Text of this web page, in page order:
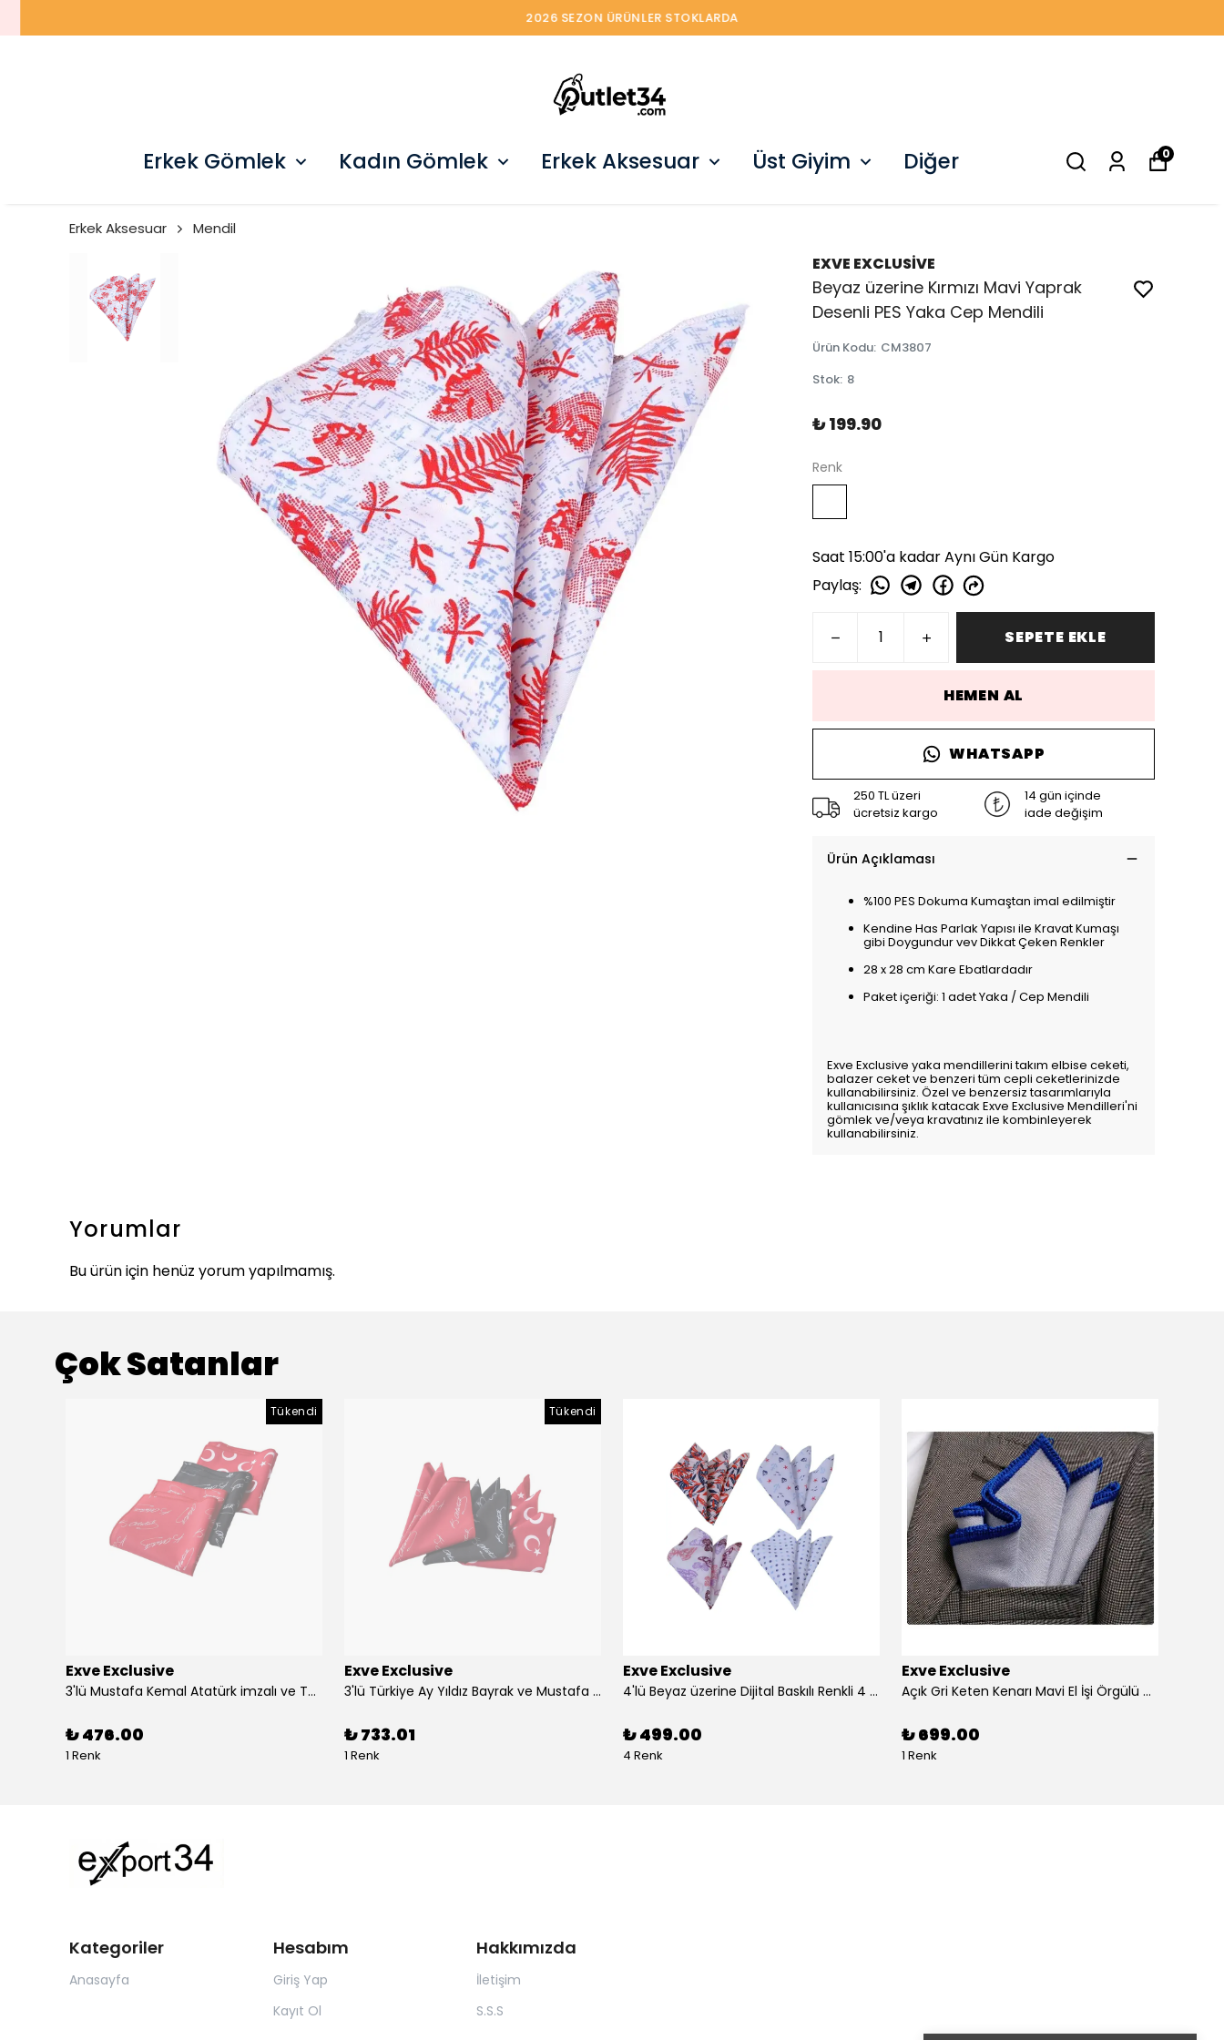
2026 SEZON ÜRÜNLER STOKLARDA
Erkek Gömlek Kadın Gömlek Erkek Aksesuar Üst Giyim Diğer 0
Erkek Aksesuar Mendil
EXVE EXCLUSİVE
Beyaz üzerine Kırmızı Mavi Yaprak
Desenli PES Yaka Cep Mendili
Ürün Kodu: CM3807
Stok: 8
₺ 199.90
Renk
Saat 15:00'a kadar Aynı Gün Kargo
Paylaş:
SEPETE EKLE
HEMEN AL
WHATSAPP
250 TL üzeri
ücretsiz kargo
14 gün içinde
iade değişim
Ürün Açıklaması
%100 PES Dokuma Kumaştan imal edilmiştir
Kendine Has Parlak Yapısı ile Kravat Kumaşı
gibi Doygundur vev Dikkat Çeken Renkler
28 x 28 cm Kare Ebatlardadır
Paket içeriği: 1 adet Yaka / Cep Mendili
Exve Exclusive yaka mendillerini takım elbise ceketi,
balazer ceket ve benzeri tüm cepli ceketlerinizde
kullanabilirsiniz. Özel ve benzersiz tasarımlarıyla
kullanıcısına şıklık katacak Exve Exclusive Mendilleri'ni
gömlek ve/veya kravatınız ile kombinleyerek
kullanabilirsiniz.
Yorumlar
Bu ürün için henüz yorum yapılmamış.
Çok Satanlar
Tükendi
Exve Exclusive
3'lü Mustafa Kemal Atatürk imzalı ve Türkiye Ay Yıldız Bayraklı Kadın Fular Seti
₺ 476.00
1 Renk
Tükendi
Exve Exclusive
3'lü Türkiye Ay Yıldız Bayrak ve Mustafa Kemal Atatürk imzalı Kırmızı Siyah Yaka Mendili Seti
₺ 733.01
1 Renk
Exve Exclusive
4'lü Beyaz üzerine Dijital Baskılı Renkli 4 in 1 Cep Yaka Mendil Seti
₺ 499.00
4 Renk
Exve Exclusive
Açık Gri Keten Kenarı Mavi El İşi Örgülü Cep Aksesuarı Yaka Mendili
₺ 699.00
1 Renk
Kategoriler
Anasayfa
Hesabım
Giriş Yap
Kayıt Ol
Hakkımızda
İletişim
S.S.S